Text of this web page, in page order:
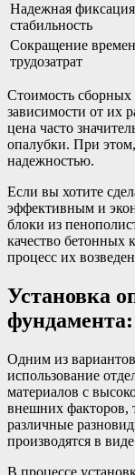
Надежная
стабильность
Сокращение
трудозатрат
Стоимость сборных
зависимости от их
цена часто
опалубки. При
надежностью.
Если вы хотите
эффективным и
блоки из
качество бетонных
процесс их
Установка
Одним из
использование
материалов с
внешних факторов,
различные
производятся в
В процессе